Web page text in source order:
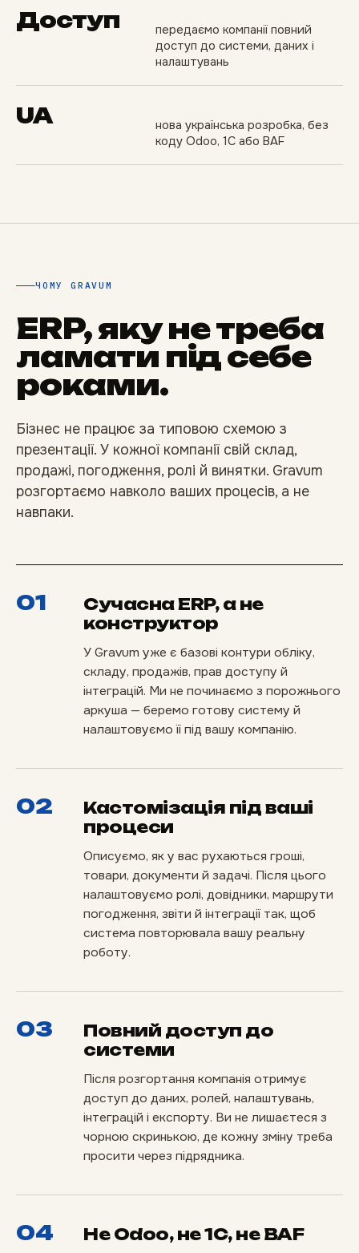
Доступ
передаємо компанії повний
доступ до системи, даних і
налаштувань
UA
нова українська розробка, без
коду Odoo, 1С або BAF
ЧОМУ GRAVUM
ERP, яку не треба
ламати під себе
роками.
Бізнес не працює за типовою схемою з
презентації. У кожної компанії свій склад,
продажі, погодження, ролі й винятки. Gravum
розгортаємо навколо ваших процесів, а не
навпаки.
01
Сучасна ERP, а не
конструктор
У Gravum уже є базові контури обліку,
складу, продажів, прав доступу й
інтеграцій. Ми не починаємо з порожнього
аркуша — беремо готову систему й
налаштовуємо її під вашу компанію.
02
Кастомізація під ваші
процеси
Описуємо, як у вас рухаються гроші,
товари, документи й задачі. Після цього
налаштовуємо ролі, довідники, маршрути
погодження, звіти й інтеграції так, щоб
система повторювала вашу реальну
роботу.
03
Повний доступ до
системи
Після розгортання компанія отримує
доступ до даних, ролей, налаштувань,
інтеграцій і експорту. Ви не лишаєтеся з
чорною скринькою, де кожну зміну треба
просити через підрядника.
04 Не Odoo, не 1С, не BAF